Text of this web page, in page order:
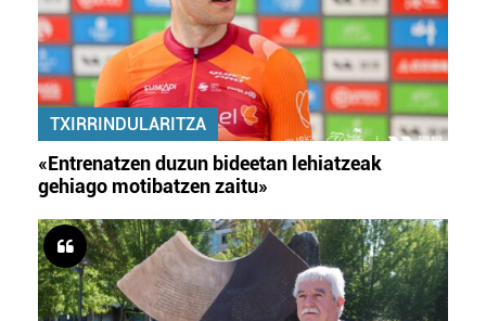
TXIRRINDULARITZA
«Entrenatzen duzun bideetan lehiatzeak
gehiago motibatzen zaitu»